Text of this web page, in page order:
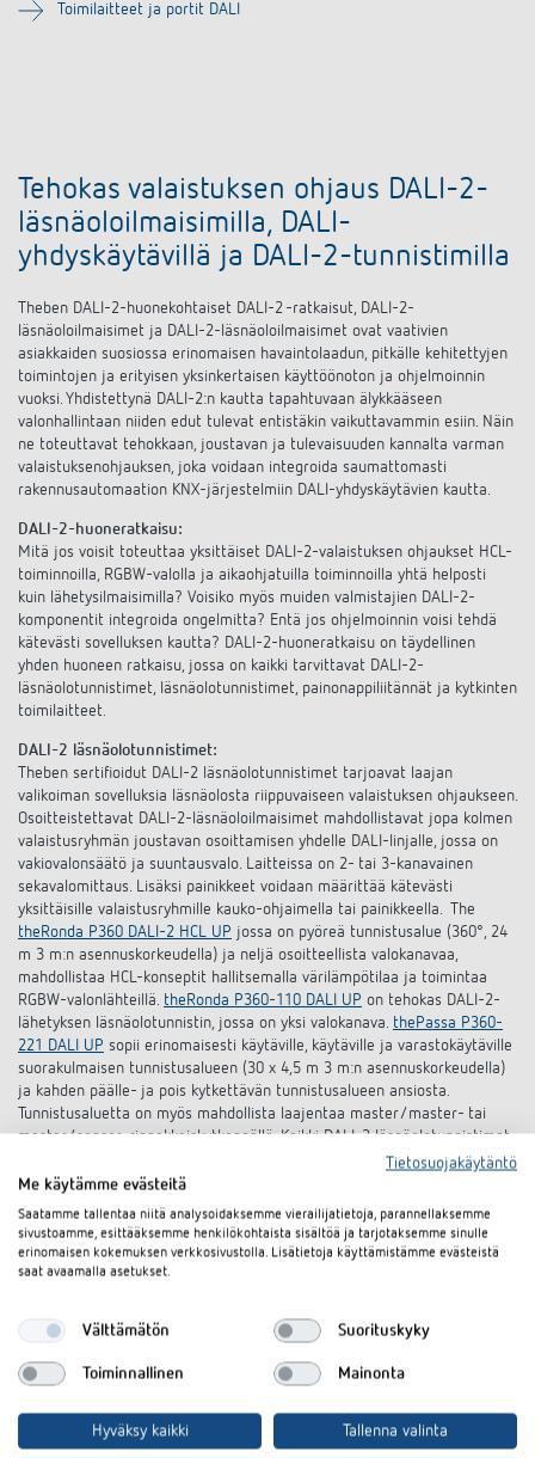
Toimilaitteet ja portit DALI
Tehokas valaistuksen ohjaus DALI-2-
läsnäoloilmaisimilla, DALI-
yhdyskäytävillä ja DALI-2-tunnistimilla
Theben DALI-2-huonekohtaiset DALI-2 -ratkaisut, DALI-2-
läsnäoloilmaisimet ja DALI-2-läsnäoloilmaisimet ovat vaativien
asiakkaiden suosiossa erinomaisen havaintolaadun, pitkälle kehitettyjen
toimintojen ja erityisen yksinkertaisen käyttöönoton ja ohjelmoinnin
vuoksi. Yhdistettynä DALI-2:n kautta tapahtuvaan älykkääseen
valonhallintaan niiden edut tulevat entistäkin vaikuttavammin esiin. Näin
ne toteuttavat tehokkaan, joustavan ja tulevaisuuden kannalta varman
valaistuksenohjauksen, joka voidaan integroida saumattomasti
rakennusautomaation KNX-järjestelmiin DALI-yhdyskäytävien kautta.
DALI-2-huoneratkaisu:
Mitä jos voisit toteuttaa yksittäiset DALI-2-valaistuksen ohjaukset HCL-
toiminnoilla, RGBW-valolla ja aikaohjatuilla toiminnoilla yhtä helposti
kuin lähetysilmaisimilla? Voisiko myös muiden valmistajien DALI-2-
komponentit integroida ongelmitta? Entä jos ohjelmoinnin voisi tehdä
kätevästi sovelluksen kautta? DALI-2-huoneratkaisu on täydellinen
yhden huoneen ratkaisu, jossa on kaikki tarvittavat DALI-2-
läsnäolotunnistimet, läsnäolotunnistimet, painonappiliitännät ja kytkinten
toimilaitteet.
DALI-2 läsnäolotunnistimet:
Theben sertifioidut DALI-2 läsnäolotunnistimet tarjoavat laajan
valikoiman sovelluksia läsnäolosta riippuvaiseen valaistuksen ohjaukseen.
Osoitteistettavat DALI-2-läsnäoloilmaisimet mahdollistavat jopa kolmen
valaistusryhmän joustavan osoittamisen yhdelle DALI-linjalle, jossa on
vakiovalonsäätö ja suuntausvalo. Laitteissa on 2- tai 3-kanavainen
sekavalomittaus. Lisäksi painikkeet voidaan määrittää kätevästi
yksittäisille valaistusryhmille kauko-ohjaimella tai painikkeella. The
theRonda P360 DALI-2 HCL UP jossa on pyöreä tunnistusalue (360°, 24
m 3 m:n asennuskorkeudella) ja neljä osoitteellista valokanavaa,
mahdollistaa HCL-konseptit hallitsemalla värilämpötilaa ja toimintaa
RGBW-valonlähteillä. theRonda P360-110 DALI UP on tehokas DALI-2-
lähetyksen läsnäolotunnistin, jossa on yksi valokanava. thePassa P360-
221 DALI UP sopii erinomaisesti käytäville, käytäville ja varastokäytäville
suorakulmaisen tunnistusalueen (30 x 4,5 m 3 m:n asennuskorkeudella)
ja kahden päälle- ja pois kytkettävän tunnistusalueen ansiosta.
Tunnistusaluetta on myös mahdollista laajentaa master/master- tai
master/sensor-rinnakkaiskytkennällä. Kaikki DALI-2 läsnäolotunnistimet
voidaan asentaa (lisävarusteiden kanssa) kattoon, uppoasennukseen tai
pinta-asennukseen.
DALI-2 läsnäolotunnistimet:
Täydellinen valaistuksen hallinta voidaan saavuttaa myös rakennuksen
hallintajärjestelmän korkeamman tason ohjauksella ja
DALI-2 -läsnäolotunnistimia voidaan käyttää millä tahansa Single- tai
Multimaster-sovellusohjaimella. Sertifioitujen DALI-2-
läsnäolotunnistimien tuotevalikoima sisältää kauko-ohjattavia laitteita,
lähes kaikkiin sovelluksiin. Kaikki DALI-2-läsnäolotunnistimet voidaan
myös integroida DALI-2-huoneratkaisuun.
Tietosuojakäytäntö
Me käytämme evästeitä
Saatamme tallentaa niitä analysoidaksemme vierailijatietoja, parannellaksemme
sivustoamme, esittääksemme henkilökohtaista sisältöä ja tarjotaksemme sinulle
erinomaisen kokemuksen verkkosivustolla. Lisätietoja käyttämistämme evästeistä
saat avaamalla asetukset.
Välttämätön Suorituskyky
Toiminnallinen Mainonta
Hyväksy kaikki Tallenna valinta